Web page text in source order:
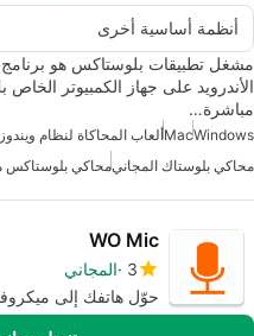
أنظمة أساسية أخرى
مشغل تطبيقات بلوستاكس هو برنامج
الأندرويد على جهاز الكمبيوتر الخاص
مباشرة…
Windows
Macألعاب المحاكاة لنظام ويندوز 7
محاكي بلوستاك المجانيمحاكي بلوستاكس
WO Mic
3 المجاني
حوّل هاتفك إلى